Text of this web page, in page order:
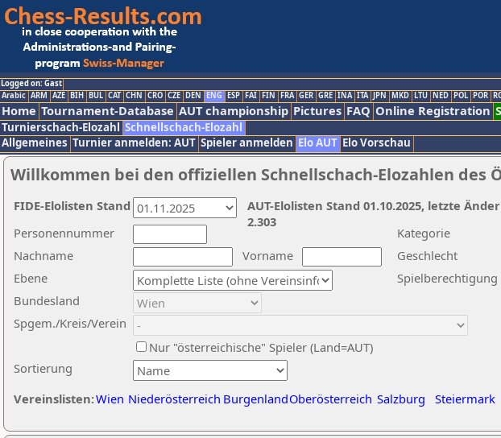
Logged on: Gast
Arabic ARM AZE BIH BUL CAT CHN CRO CZE DEN ENG ESP FAI FIN FRA GER GRE INA ITA JPN MKD LTU NED POL POR
Home Tournament-Database AUT championship Pictures FAQ Online Registration
Turnierschach-Elozahl Schnellschach-Elozahl
Allgemeines Turnier anmelden: AUT Spieler anmelden Elo AUT Elo Vorschau
Willkommen bei den offiziellen Schnellschach-Elozahlen des
Nachname
Vorname
Ebene
Kategorie
Sortierung
Personennummer
Bundesland
Spgem./Kreis/Verein
Geschlecht
Nur "österreichische" Spieler (Land=AUT)
Spielberechtigung
Vereinslisten:Wien Niederösterreich BurgenlandOberösterreich Salzburg Steiermark
AUT-Elolisten Stand 01.10.2025, letzte
2.303
FIDE-Elolisten Stand